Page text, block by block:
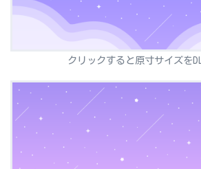
クリックすると原寸サイズを